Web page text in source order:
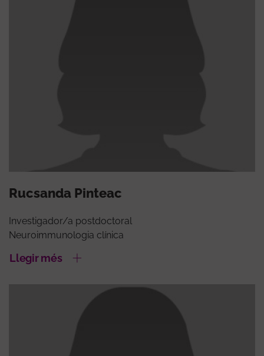
Rucsanda Pinteac
Investigador/a postdoctoral
Neuroimmunologia clínica
Llegir més